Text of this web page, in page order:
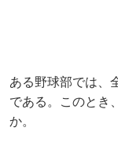
ある野球部では、
である。このとき
か。